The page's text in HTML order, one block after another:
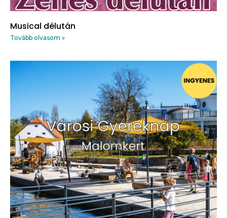
Musical délután
Tovább olvasom »